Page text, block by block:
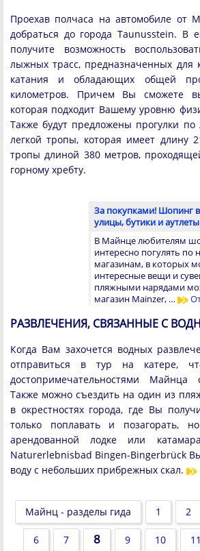
Проехав полчаса на автомобиле от
добраться до города Taunusstein. В
получите возможность
лыжных трасс, предназначенных для
катания и обладающих общей
километров. Причем Вы сможете
которая подходит Вашему уровню
Также будут предложены прогулки
легкой тропы, которая имеет длину
тропы длиной 380 метров,
горному хребту.
За покупками! Шопинг
улицы, бутики и аутлеты
В Майнце любителям
интересно погулять
магазинам, в которых
интересные вещи и
пляжными нарядами
магазин Mainzer, …
РАЗВЛЕЧЕНИЯ, СВЯЗАННЫЕ С
Когда Вам захочется водных
отправиться в тур на катере,
достопримечательностями Майнца
Также можно съездить на один из
в окрестностях города, где Вы
только поплавать и позагорать,
арендованной лодке или
Naturerlebnisbad Bingen-Bingerbrück
воду с небольших прибрежных скал.
Майнц - разделы гида 1 2
6 7 8 9 10 11